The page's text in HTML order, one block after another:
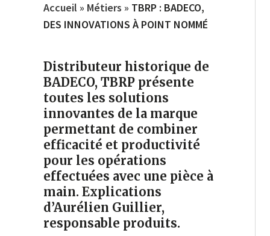
Accueil » Métiers » TBRP : BADECO,
DES INNOVATIONS À POINT NOMMÉ
Distributeur historique de
BADECO, TBRP présente
toutes les solutions
innovantes de la marque
permettant de combiner
efficacité et productivité
pour les opérations
effectuées avec une pièce à
main. Explications
d’Aurélien Guillier,
responsable produits.